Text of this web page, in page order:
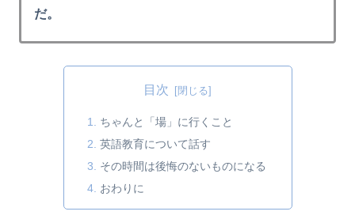
だ。
目次
ちゃんと「場」に行くこと
英語教育について話す
その時間は後悔のないものになる
おわりに